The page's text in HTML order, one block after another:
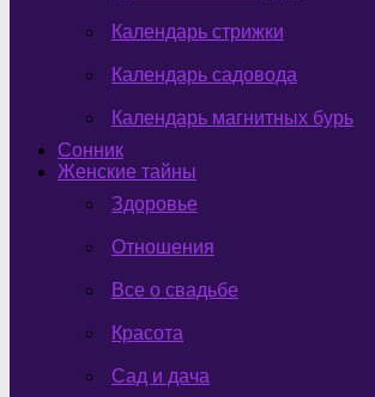
Календарь стрижки
Календарь садовода
Календарь магнитных бурь
Сонник
Женские тайны
Здоровье
Отношения
Все о свадьбе
Красота
Сад и дача